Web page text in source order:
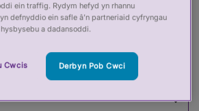
ein traffig. Rydym hefyd yn rhannu
defnyddio ein safle â’n partneriaid cyfryngau
a dadansoddi.
Cwcis Derbyn Pob Cwci